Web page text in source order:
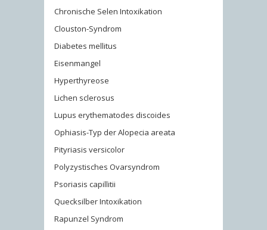
Chronische Selen Intoxikation
Clouston-Syndrom
Diabetes mellitus
Eisenmangel
Hyperthyreose
Lichen sclerosus
Lupus erythematodes discoides
Ophiasis-Typ der Alopecia areata
Pityriasis versicolor
Polyzystisches Ovarsyndrom
Psoriasis capillitii
Quecksilber Intoxikation
Rapunzel Syndrom